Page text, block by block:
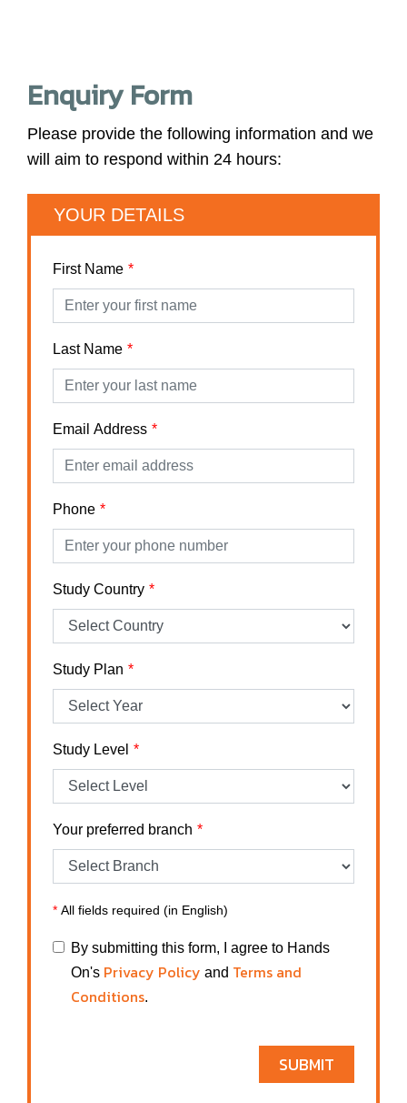
Enquiry Form
Please provide the following information and we
will aim to respond within 24 hours:
YOUR DETAILS
First Name
Last Name
Email Address
Phone
Study Country
Study Plan
Study Level
Your preferred branch
* All fields required (in English)
By submitting this form, I agree to Hands
On's Privacy Policy and Terms and
Conditions.
SUBMIT